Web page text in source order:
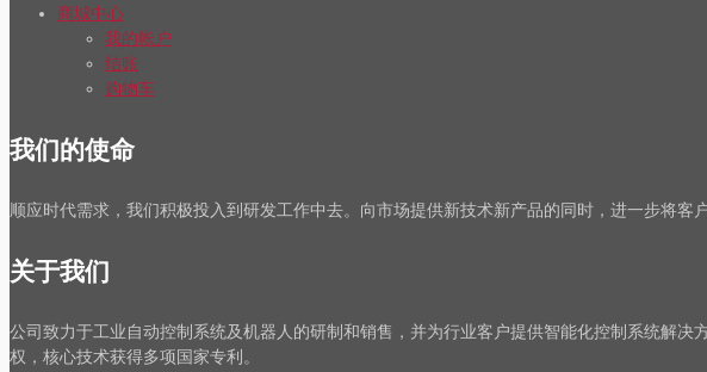
商城中心
我的帐户
结账
购物车
我们的使命
顺应时代需求，我们积极投入到研发工作中去。向市场提供新技术新产品的同时，进一步将客
关于我们
公司致力于工业自动控制系统及机器人的研制和销售，并为行业客户提供智能化控制系统解
权，核心技术获得多项国家专利。